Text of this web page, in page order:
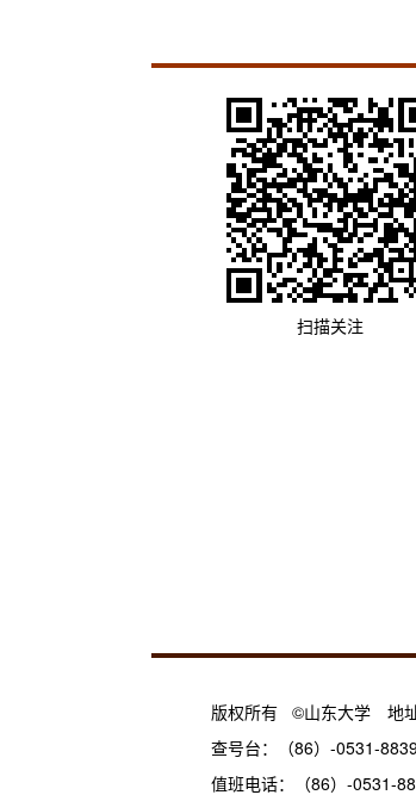
扫描关注
版权所有 ©山东大学 地
查号台：（86）-0531-
值班电话：（86）-